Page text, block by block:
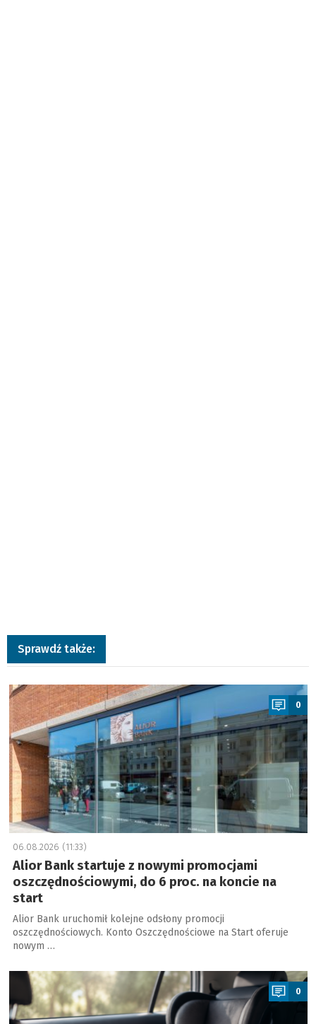
Sprawdź także:
a
0
06.08.2026 (11:33)
Alior Bank startuje z nowymi promocjami
oszczędnościowymi, do 6 proc. na koncie na
start
Alior Bank uruchomił kolejne odsłony promocji
oszczędnościowych. Konto Oszczędnościowe na Start oferuje
nowym …
a
0